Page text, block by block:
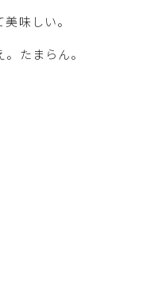
味しい。
たまらん。